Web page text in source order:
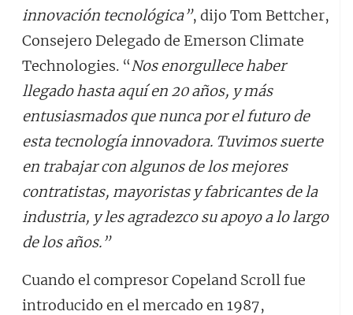
innovación tecnológica”, dijo Tom Bettcher,
Consejero Delegado de Emerson Climate
Technologies. “Nos enorgullece haber
llegado hasta aquí en 20 años, y más
entusiasmados que nunca por el futuro de
esta tecnología innovadora. Tuvimos suerte
en trabajar con algunos de los mejores
contratistas, mayoristas y fabricantes de la
industria, y les agradezco su apoyo a lo largo
de los años.”
Cuando el compresor Copeland Scroll fue
introducido en el mercado en 1987,